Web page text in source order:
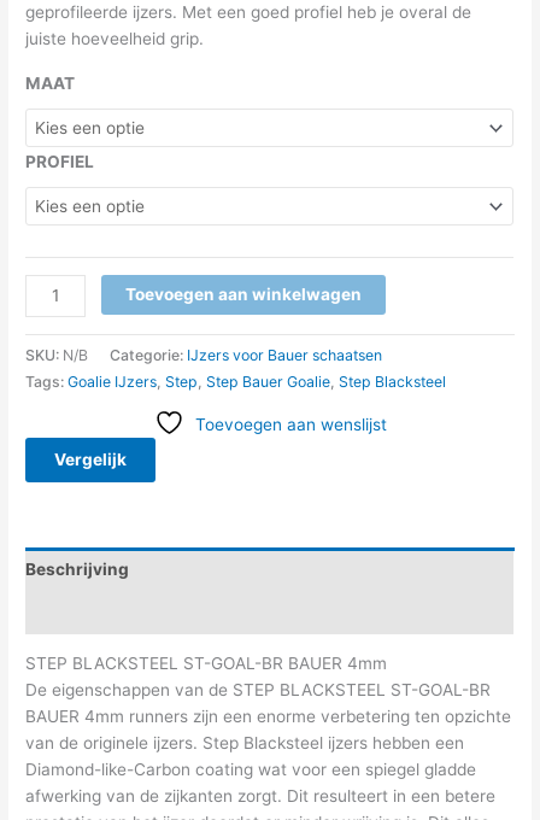
geprofileerde ijzers. Met een goed profiel heb je overal de
juiste hoeveelheid grip.
MAAT
PROFIEL
Toevoegen aan winkelwagen
SKU: N/B Categorie: IJzers voor Bauer schaatsen
Tags:Goalie IJzers ,Step ,Step Bauer Goalie ,Step Blacksteel
Toevoegen aan wenslijst
Vergelijk
Beschrijving
STEP BLACKSTEEL ST-GOAL-BR BAUER 4mm
De eigenschappen van de STEP BLACKSTEEL ST-GOAL-BR
BAUER 4mm runners zijn een enorme verbetering ten opzichte
van de originele ijzers. Step Blacksteel ijzers hebben een
Diamond-like-Carbon coating wat voor een spiegel gladde
afwerking van de zijkanten zorgt. Dit resulteert in een betere